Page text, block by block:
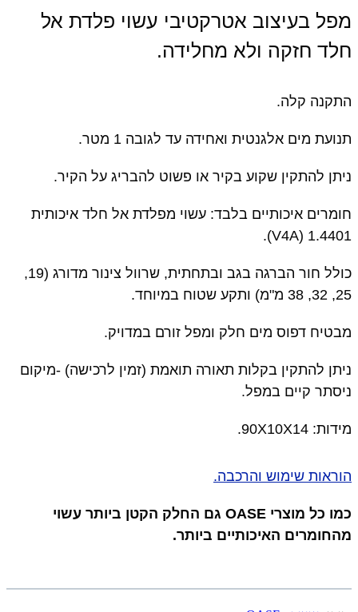
מפל בעיצוב אטרקטיבי עשוי פלדת אל
חלד חזקה ולא מחלידה.
התקנה קלה.
תנועת מים אלגנטית ואחידה עד לגובה 1 מטר.
ניתן להתקין שקוע בקיר או פשוט להבריג על הקיר.
חומרים איכותיים בלבד: עשוי מפלדת אל חלד איכותית
1.4401 (V4A).
כולל חור הברגה בגב ובתחתית, שרוול צינור מדורג (19,
25, 32, 38 מ"מ) ותקע שטוח במיוחד.
מבטיח דפוס מים חלק ומפל זורם במדויק.
ניתן להתקין בקלות תאורה תואמת (זמין לרכישה) -מיקום
ניסתר קיים במפל.
מידות: 90X10X14.
הוראות שימוש והרכבה.
כמו כל מוצרי OASE גם החלק הקטן ביותר עשוי
מהחומרים האיכותיים ביותר.